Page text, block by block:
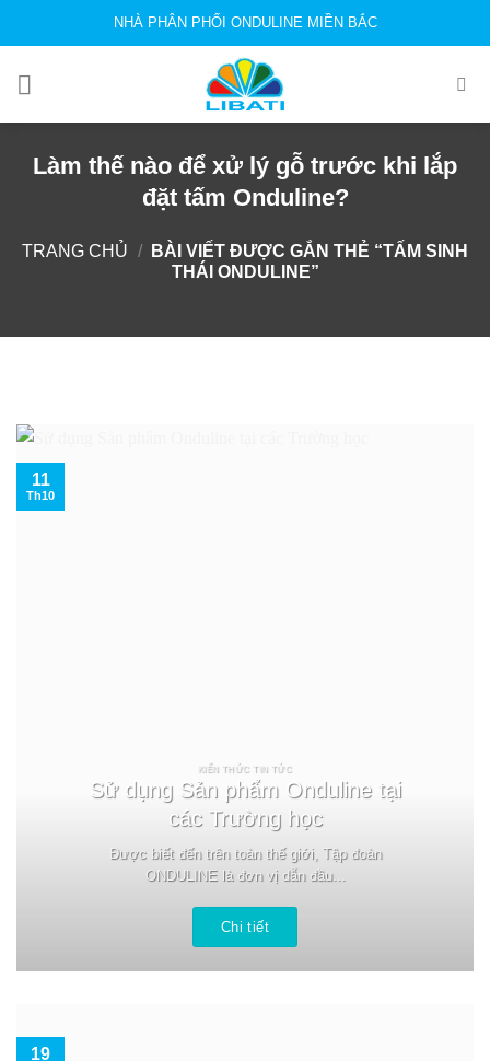
NHÀ PHÂN PHỐI ONDULINE MIỀN BẮC
Làm thế nào để xử lý gỗ trước khi lắp
đặt tấm Onduline?
TRANG CHỦ /
BÀI VIẾT ĐƯỢC GẮN THẺ “TẤM SINH
THÁI ONDULINE”
KIẾN THỨC TIN TỨC
Sử dụng Sản phẩm Onduline tại
các Trường học
Được biết đến trên toàn thế giới, Tập đoàn
ONDULINE là đơn vị dẫn đầu...
Chi tiết
11
Th10
19